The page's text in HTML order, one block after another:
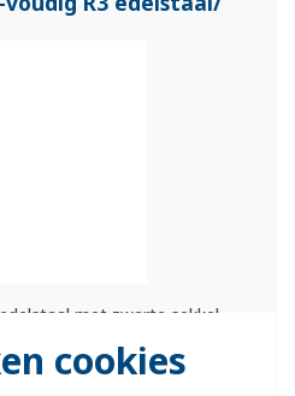
cookies
met zwarte sokkel,
»